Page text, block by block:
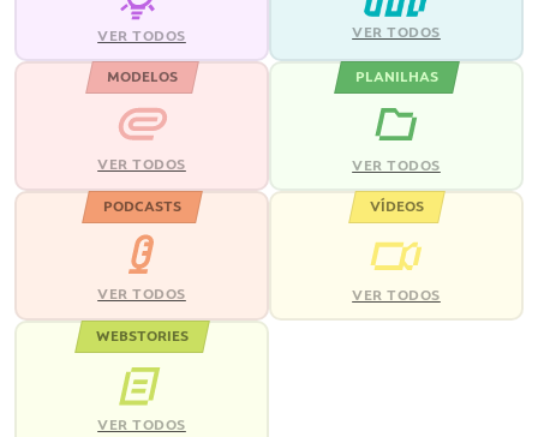
VER TODOS VER TODOS
MODELOS
VER TODOS
PLANILHAS
VER TODOS
PODCASTS
VER TODOS
VÍDEOS
VER TODOS
WEBSTORIES
VER TODOS